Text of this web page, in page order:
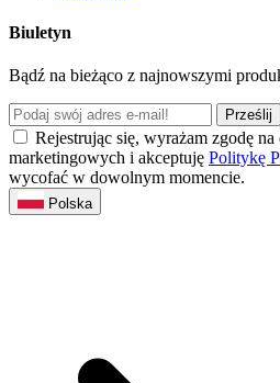
Biuletyn
Bądź na bieżąco z najnowszymi
Prześlij
Rejestrując się, wyrażam zgodę
marketingowych i akceptuję Politykę
wycofać w dowolnym momencie.
Polska